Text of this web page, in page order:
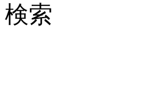
検索